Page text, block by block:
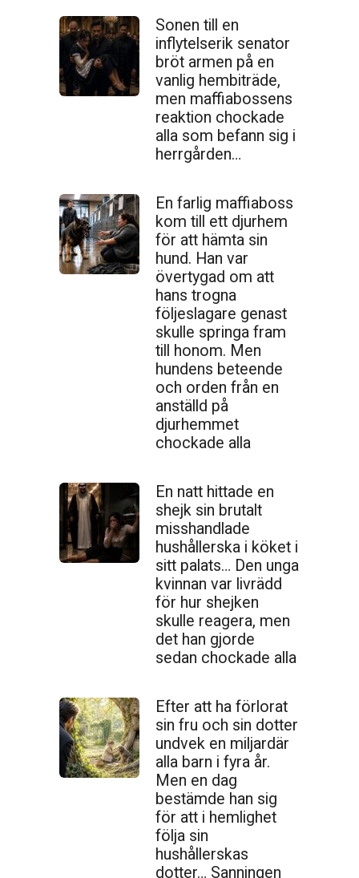
Sonen till en
inflytelserik senator
bröt armen på en
vanlig hembiträde,
men maffiabossens
reaktion chockade
alla som befann sig i
herrgården…
En farlig maffiaboss
kom till ett djurhem
för att hämta sin
hund. Han var
övertygad om att
hans trogna
följeslagare genast
skulle springa fram
till honom. Men
hundens beteende
och orden från en
anställd på
djurhemmet
chockade alla
En natt hittade en
shejk sin brutalt
misshandlade
hushållerska i köket i
sitt palats… Den unga
kvinnan var livrädd
för hur shejken
skulle reagera, men
det han gjorde
sedan chockade alla
Efter att ha förlorat
sin fru och sin dotter
undvek en miljardär
alla barn i fyra år.
Men en dag
bestämde han sig
för att i hemlighet
följa sin
hushållerskas
dotter… Sanningen